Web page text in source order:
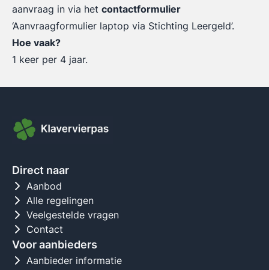
aanvraag in via het contactformulier
‘Aanvraagformulier laptop via Stichting Leergeld’.
Hoe vaak?
1 keer per 4 jaar.
Direct naar
Aanbod
Alle regelingen
Veelgestelde vragen
Contact
Voor aanbieders
Aanbieder informatie